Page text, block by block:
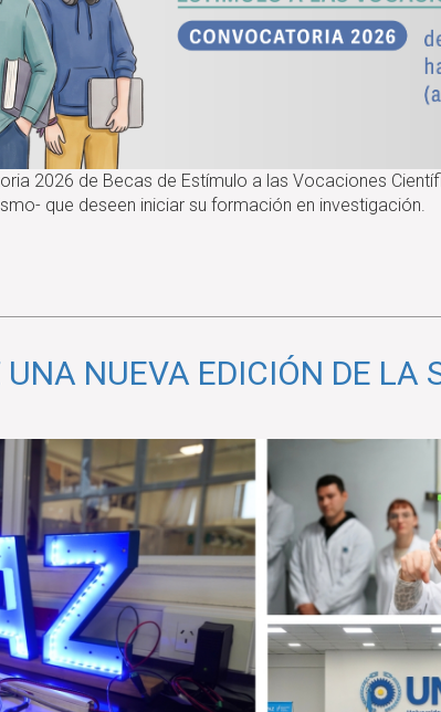
2026 de Becas de Estímulo a las Vocaciones
que deseen iniciar su formación en investigación.
NUEVA EDICIÓN DE